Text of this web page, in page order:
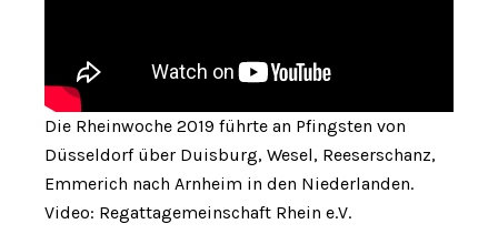
Die Rheinwoche 2019 führte an Pfingsten von
Düsseldorf über Duisburg, Wesel, Reeserschanz,
Emmerich nach Arnheim in den Niederlanden.
Video: Regattagemeinschaft Rhein e.V.